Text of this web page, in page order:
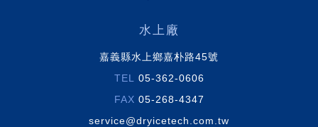
水上廠
嘉義縣水上鄉嘉朴路45號
TEL
05-362-0606
FAX 05-268-4347
service@dryicetech.com.tw